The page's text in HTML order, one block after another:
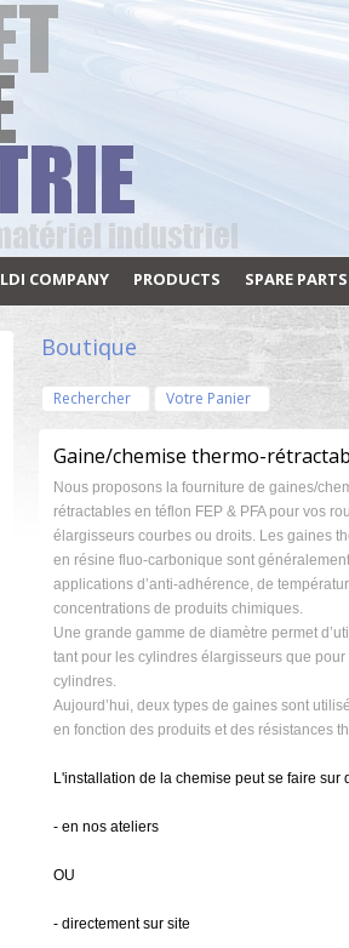
LDI COMPANY PRODUCTS SPARE PARTS
Boutique
Rechercher Votre Panier
Gaine/chemise thermo-
Nous proposons la fourniture de gaines/
rétractables en téflon FEP & PFA pour vos
élargisseurs courbes ou droits. Les gaines
en résine fluo-carbonique sont
applications d’anti-adhérence, de
concentrations de produits chimiques.
Une grande gamme de diamètre permet
tant pour les cylindres élargisseurs que pour
cylindres.
Aujourd’hui, deux types de gaines sont
en fonction des produits et des résistances
L'installation de la chemise peut se faire sur
- en nos ateliers
OU
- directement sur site